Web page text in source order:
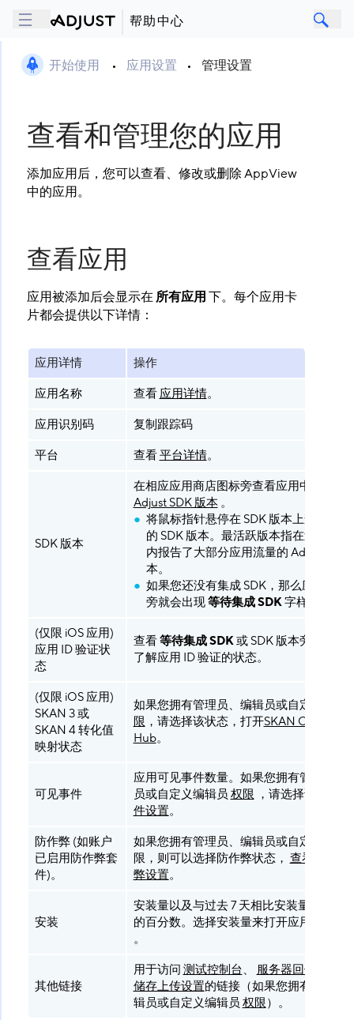
帮助中心
开始使用 • 应用设置 • 管理设置
查看和管理您的应用
添加应用后，您可以查看、修改或删除 AppView
中的应用。
查看应用
应用被添加后会显示在所有应用​ 下。每个应用卡
片都会提供以下详情：
应用详情
操作
应用名称
查看应用详情。
应用识别码
复制跟踪码
平台
查看平台详情。
SDK 版本
在相应应用商店图标旁查看应用中集成的
Adjust SDK 版本。
将鼠标指针悬停在 SDK 版本上查看最
的 SDK 版本。最活跃版本指在过去 24
内报告了大部分应用流量的 Adjust SDK
本。
如果您还没有集成 SDK，那么应用商店
旁就会出现等待集成 SDK字样。
(仅限 iOS 应用)
应用 ID 验证状
态
查看等待集成 SDK或 SDK 版本旁边的徽
了解应用 ID 验证的状态。
(仅限 iOS 应用)
SKAN 3 或
SKAN 4 转化值
映射状态
如果您拥有管理员、编辑员或自定义编辑
限，请选择该状态，打开SKAN
Hub。
可见事件
应用可见事件数量。如果您拥有管理员、
员或自定义编辑员 权限，请选择该值打开
件设置。
防作弊 (如账户
已启用防作弊套
件)。
如果您拥有管理员、编辑员或自定义编辑
限，则可以选择防作弊状态， 查看或编辑
弊设置。
安装
安装量以及与过去 7 天相比安装量上升或
的百分数。选择安装量来打开应用的安装
。
其他链接
用于访问 测试控制台、 服务器回传设置
储存上传设置的链接（如果您拥有管理员
辑员或自定义编辑员 权限）。